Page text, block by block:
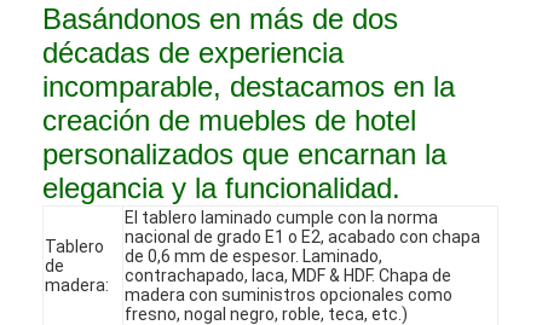
Basándonos en más de dos
décadas de experiencia
incomparable, destacamos en la
creación de muebles de hotel
personalizados que encarnan la
elegancia y la funcionalidad.
Tablero
de
madera:
El tablero laminado cumple con la norma
nacional de grado E1 o E2, acabado con chapa
de 0,6 mm de espesor. Laminado,
contrachapado, laca, MDF & HDF. Chapa de
madera con suministros opcionales como
fresno, nogal negro, roble, teca, etc.)